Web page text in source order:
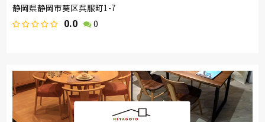
静岡県静岡市葵区呉服町1-7
0.0 0